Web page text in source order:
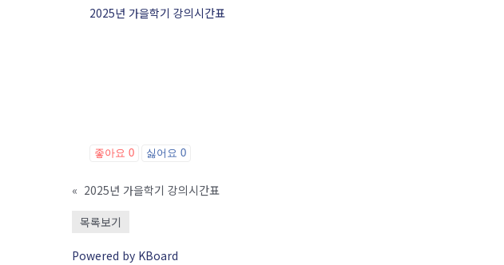
2025년 가을학기 강의시간표
좋아요0 싫어요0
« 2025년 가을학기 강의시간표
목록보기
Powered by KBoard